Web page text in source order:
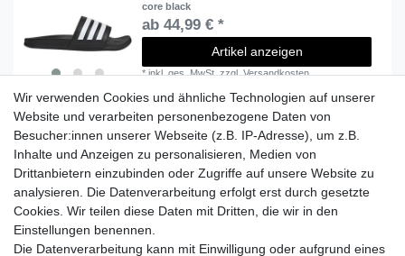
core black
ab 44,99 € *
Artikel anzeigen
*inkl. ges. MwSt.zzgl.Versandkosten
Lieferzeit etwa 1 bis 3 Werktage
Versand mit DHL
14 Tage Rückgaberecht
Wir verwenden Cookies und ähnliche Technologien auf unserer
Website und verarbeiten personenbezogene Daten von
Besucher:innen unserer Webseite (z.B. IP-Adresse), um z.B.
Inhalte und Anzeigen zu personalisieren, Medien von
Drittanbietern einzubinden oder Zugriffe auf unsere Website zu
analysieren. Die Datenverarbeitung erfolgt erst durch gesetzte
Cookies. Wir teilen diese Daten mit Dritten, die wir in den
Einstellungen benennen.
Die Datenverarbeitung kann mit Einwilligung oder aufgrund eines